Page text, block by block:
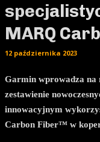
MARQ
12 października 2023
Garmin wprowadza
zestawienie
innowacyjnym
Carbon Fiber™ w